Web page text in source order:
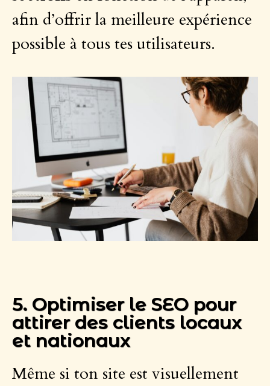
afin d’offrir la meilleure expérience
possible à tous tes utilisateurs.
5. Optimiser le SEO pour
attirer des clients locaux
et nationaux
Même si ton site est visuellement